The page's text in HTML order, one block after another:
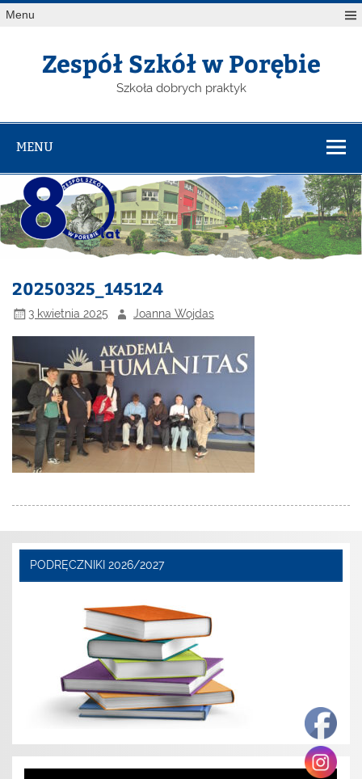
Menu
Zespół Szkół w Porębie
Szkoła dobrych praktyk
MENU
20250325_145124
3 kwietnia 2025 Joanna Wojdas
PODRĘCZNIKI 2026/2027